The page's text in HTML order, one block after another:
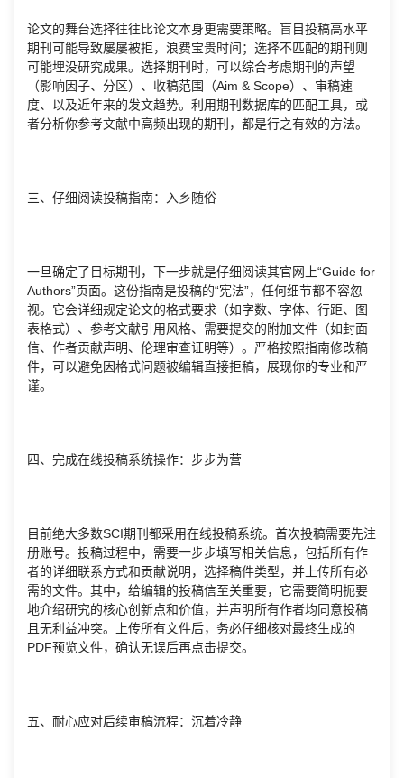
论文的舞台选择往往比论文本身更需要策略。盲目投稿高水平
期刊可能导致屡屡被拒，浪费宝贵时间；选择不匹配的期刊则
可能埋没研究成果。选择期刊时，可以综合考虑期刊的声望
（影响因子、分区）、收稿范围（Aim & Scope）、审稿速
度、以及近年来的发文趋势。利用期刊数据库的匹配工具，或
者分析你参考文献中高频出现的期刊，都是行之有效的方法。
三、仔细阅读投稿指南：入乡随俗
一旦确定了目标期刊，下一步就是仔细阅读其官网上“Guide for
Authors”页面。这份指南是投稿的“宪法”，任何细节都不容忽
视。它会详细规定论文的格式要求（如字数、字体、行距、图
表格式）、参考文献引用风格、需要提交的附加文件（如封面
信、作者贡献声明、伦理审查证明等）。严格按照指南修改稿
件，可以避免因格式问题被编辑直接拒稿，展现你的专业和严
谨。
四、完成在线投稿系统操作：步步为营
目前绝大多数SCI期刊都采用在线投稿系统。首次投稿需要先注
册账号。投稿过程中，需要一步步填写相关信息，包括所有作
者的详细联系方式和贡献说明，选择稿件类型，并上传所有必
需的文件。其中，给编辑的投稿信至关重要，它需要简明扼要
地介绍研究的核心创新点和价值，并声明所有作者均同意投稿
且无利益冲突。上传所有文件后，务必仔细核对最终生成的
PDF预览文件，确认无误后再点击提交。
五、耐心应对后续审稿流程：沉着冷静